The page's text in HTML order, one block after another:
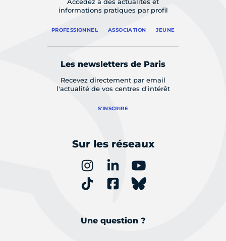
informations pratiques par profil
PROFESSIONNEL ASSOCIATION JEUNE
Les newsletters de Paris
Recevez directement par email
l'actualité de vos centres d'intérêt
S'INSCRIRE
Sur les réseaux
Une question ?